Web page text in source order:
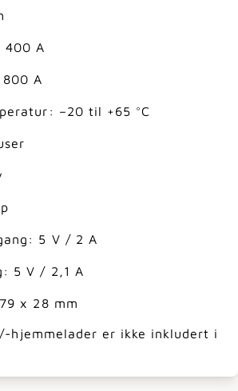
400 A
800 A
–20 til +65 °C
5 V / 2 A
5 V / 2,1 A
x 28 mm
hjemmelader er ikke inkludert i